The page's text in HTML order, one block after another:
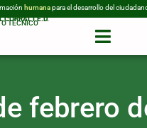
humanapara el desarrollo del
TÉCNICO
CORRAL I.E.D.
febrero